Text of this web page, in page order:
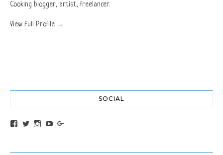
Cooking blogger, artist, freelancer.
View Full Profile →
SOCIAL
View altochef’s profile on Facebook
View jovancica73’s profile on Twitter
View jovancica73’s profile on Instagram
View jovancica73’s profile on YouTube